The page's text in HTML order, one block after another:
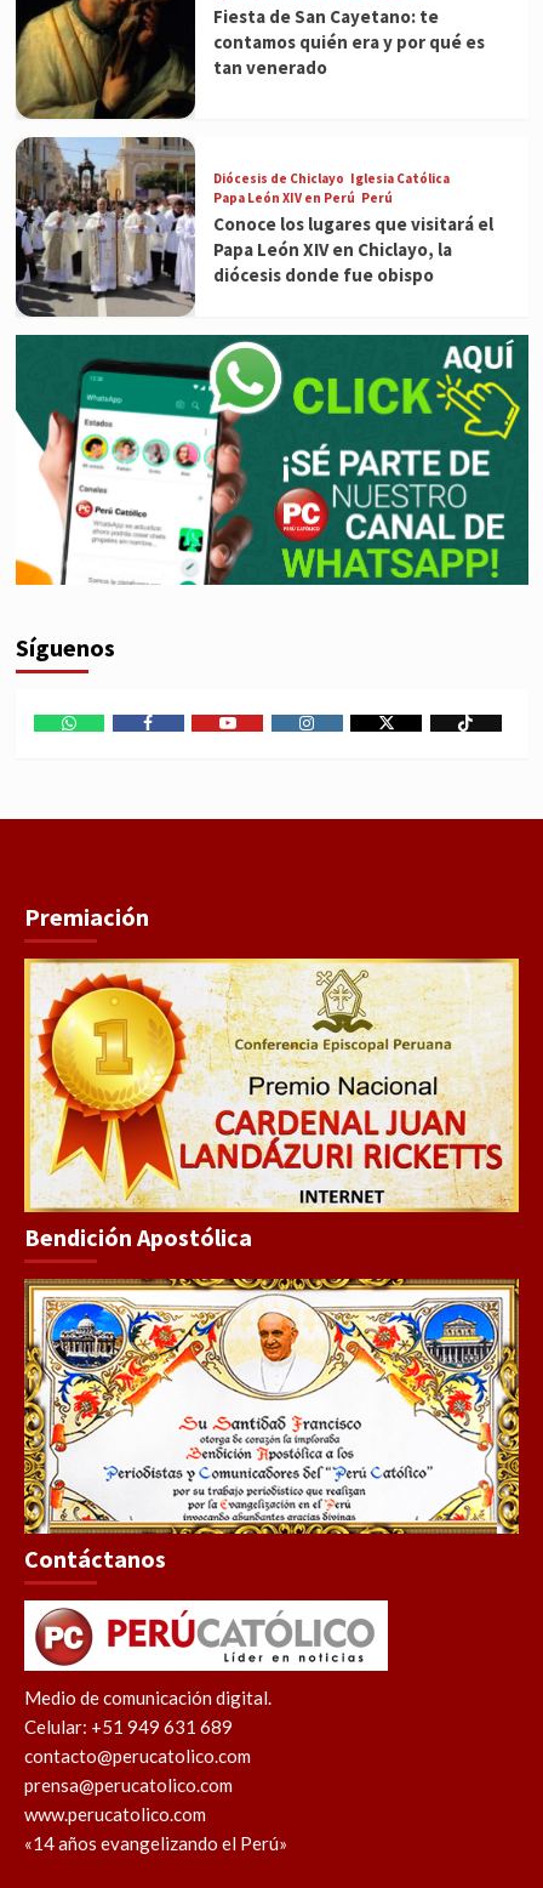
Fiesta de San Cayetano: te
contamos quién era y por qué es
tan venerado
Diócesis de Chiclayo Iglesia Católica
Papa León XIV en Perú Perú
Conoce los lugares que visitará el
Papa León XIV en Chiclayo, la
diócesis donde fue obispo
Síguenos
Premiación
Bendición Apostólica
Contáctanos
Medio de comunicación digital.
Celular: +51 949 631 689
contacto@perucatolico.com
prensa@perucatolico.com
www.perucatolico.com
«14 años evangelizando el Perú»